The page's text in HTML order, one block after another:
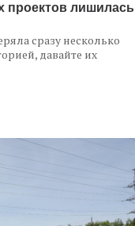
проектов лишилась
сразу несколько
давайте их